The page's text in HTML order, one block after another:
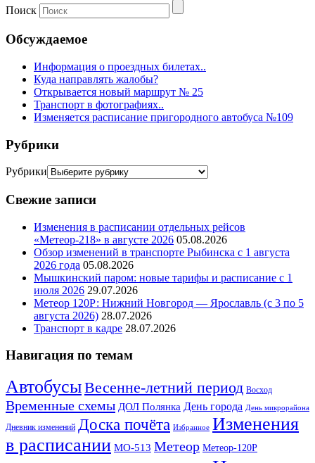
Поиск
Обсуждаемое
Информация о проездных билетах..
Куда направлять жалобы?
Открывается новый маршрут № 25
Транспорт в фотографиях..
Изменяется расписание пригородного автобуса №109
Рубрики
Рубрики
Свежие записи
Изменения в расписании отдельных рейсов
«Метеор-218» в августе 2026 05.08.2026
Обзор изменений в транспорте Рыбинска с 1 августа
2026 года 05.08.2026
Мышкинский паром: новые тарифы и расписание с 1
июля 2026 29.07.2026
Метеор 120Р: Нижний Новгород — Ярославль (с 3 по 5
августа 2026) 28.07.2026
Транспорт в кадре 28.07.2026
Навигация по темам
АвтобусыВесенне-летний период Восход
Временные схемы ДОЛ Полянка День города День микрорайона
Дневник изменений Доска почёта Избранное Изменения
в расписании МО-513 Метеор Метеор-120Р